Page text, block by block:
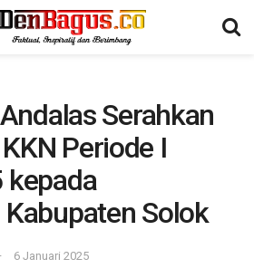
Serahkan
Periode I
kepada
Solok
6 Januari 2025